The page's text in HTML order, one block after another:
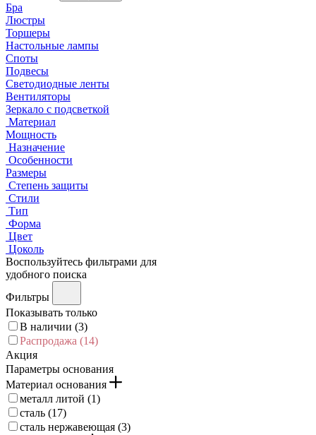
Бра
Люстры
Торшеры
Настольные лампы
Споты
Подвесы
Светодиодные ленты
Вентиляторы
Зеркало с подсветкой
Материал
Мощность
Назначение
Особенности
Размеры
Степень защиты
Стили
Тип
Форма
Цвет
Цоколь
Воспользуйтесь фильтрами для
удобного поиска
Фильтры
Показывать только
В наличии (3)
Распродажа (14)
Акция
Параметры основания
Материал основания
металл литой (1)
сталь (17)
сталь нержавеющая (3)